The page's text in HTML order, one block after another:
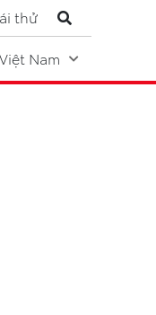
thử
Nam